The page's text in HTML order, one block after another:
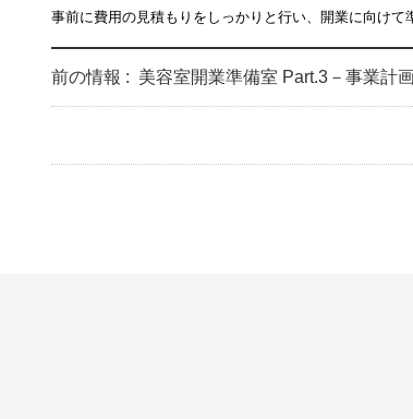
事前に費用の見積もりをしっかりと行い、開業に向けて
前の情報 : 美容室開業準備室 Part.3－事業計